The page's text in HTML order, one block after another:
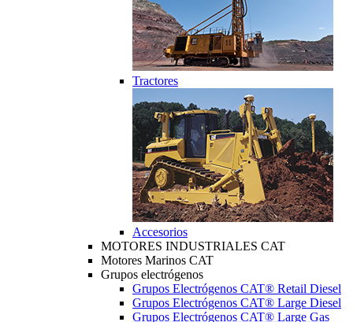
Tractores
Accesorios
MOTORES INDUSTRIALES CAT
Motores Marinos CAT
Grupos electrógenos
Grupos Electrógenos CAT® Retail Diesel
Grupos Electrógenos CAT® Large Diesel
Grupos Electrógenos CAT® Large Gas